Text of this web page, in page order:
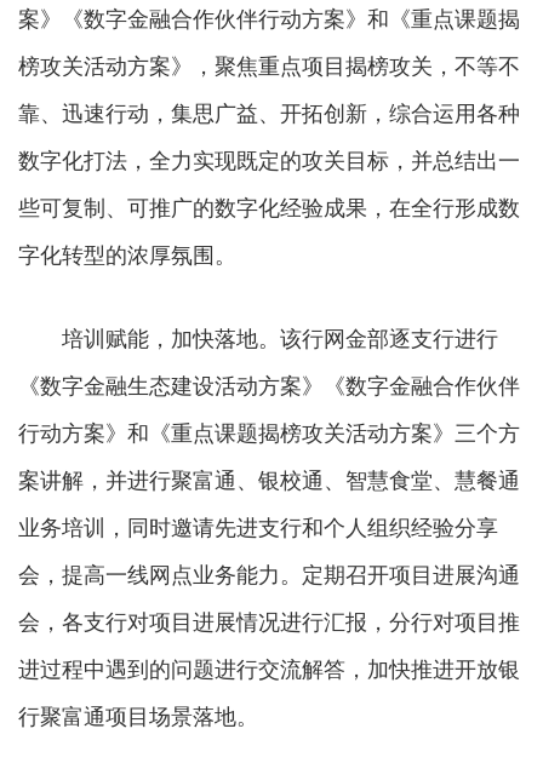
案》《数字金融合作伙伴行动方案》和《重点课题揭
榜攻关活动方案》，聚焦重点项目揭榜攻关，不等不
靠、迅速行动，集思广益、开拓创新，综合运用各种
数字化打法，全力实现既定的攻关目标，并总结出一
些可复制、可推广的数字化经验成果，在全行形成数
字化转型的浓厚氛围。
培训赋能，加快落地。该行网金部逐支行进行
《数字金融生态建设活动方案》《数字金融合作伙伴
行动方案》和《重点课题揭榜攻关活动方案》三个方
案讲解，并进行聚富通、银校通、智慧食堂、慧餐通
业务培训，同时邀请先进支行和个人组织经验分享
会，提高一线网点业务能力。定期召开项目进展沟通
会，各支行对项目进展情况进行汇报，分行对项目推
进过程中遇到的问题进行交流解答，加快推进开放银
行聚富通项目场景落地。